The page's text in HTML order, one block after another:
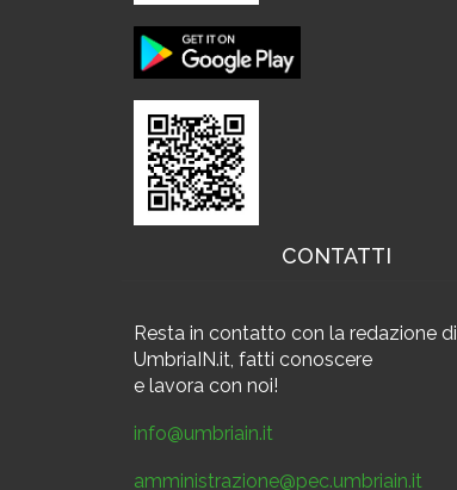
CONTATTI
Resta in contatto con la redazione di
UmbriaIN.it, fatti conoscere
e lavora con noi!
info@umbriain.it
amministrazione@pec.umbriain.it